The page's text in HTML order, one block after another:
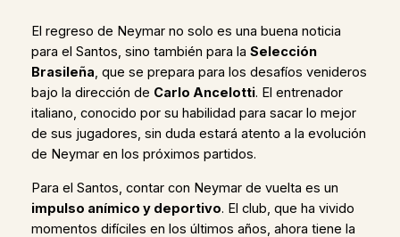
El regreso de Neymar no solo es una buena noticia
para el Santos, sino también para la Selección
Brasileña, que se prepara para los desafíos venideros
bajo la dirección de Carlo Ancelotti. El entrenador
italiano, conocido por su habilidad para sacar lo mejor
de sus jugadores, sin duda estará atento a la evolución
de Neymar en los próximos partidos.
Para el Santos, contar con Neymar de vuelta es un
impulso anímico y deportivo. El club, que ha vivido
momentos difíciles en los últimos años, ahora tiene la